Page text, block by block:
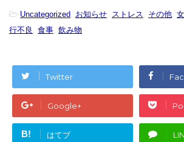
-Uncategorized, お知らせ, ストレス, その他,
行不良 , 食事, 飲み物
Twitter
Google+
B! はてブ